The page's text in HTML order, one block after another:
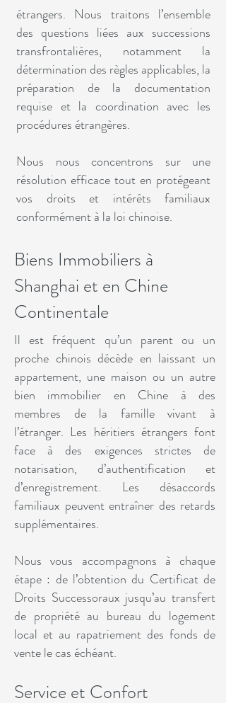
étrangers. Nous traitons l’ensemble
des questions liées aux successions
transfrontalières, notamment la
détermination des règles applicables, la
préparation de la documentation
requise et la coordination avec les
procédures étrangères.
Nous nous concentrons sur une
résolution efficace tout en protégeant
vos droits et intérêts familiaux
conformément à la loi chinoise.
Biens Immobiliers à
Shanghai et en Chine
Continentale
Il est fréquent qu’un parent ou un
proche chinois décède en laissant un
appartement, une maison ou un autre
bien immobilier en Chine à des
membres de la famille vivant à
l’étranger. Les héritiers étrangers font
face à des exigences strictes de
notarisation, d’authentification et
d’enregistrement. Les désaccords
familiaux peuvent entraîner des retards
supplémentaires.
Nous vous accompagnons à chaque
étape : de l’obtention du Certificat de
Droits Successoraux jusqu’au transfert
de propriété au bureau du logement
local et au rapatriement des fonds de
vente le cas échéant.
Service et Confort